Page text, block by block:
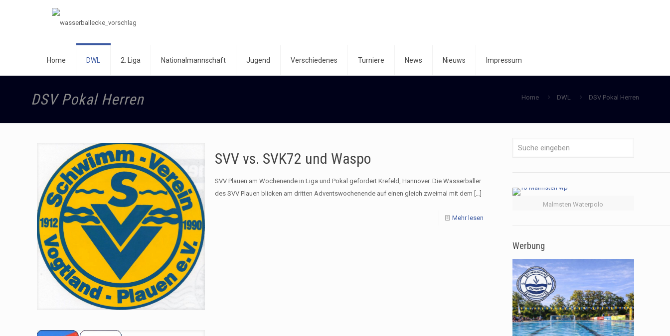
Home DWL 2. Liga Nationalmannschaft Jugend Verschiedenes Turniere News Nieuws Impressum
DSV Pokal Herren Home DWL DSV Pokal Herren
SVV vs. SVK72 und Waspo
SVV Plauen am Wochenende in Liga und Pokal gefordert Krefeld, Hannover. Die Wasserballer
des SVV Plauen blicken am dritten Adventswochenende auf einen gleich zweimal mit dem […]
Mehr lesen
Malmsten Waterpolo
Werbung